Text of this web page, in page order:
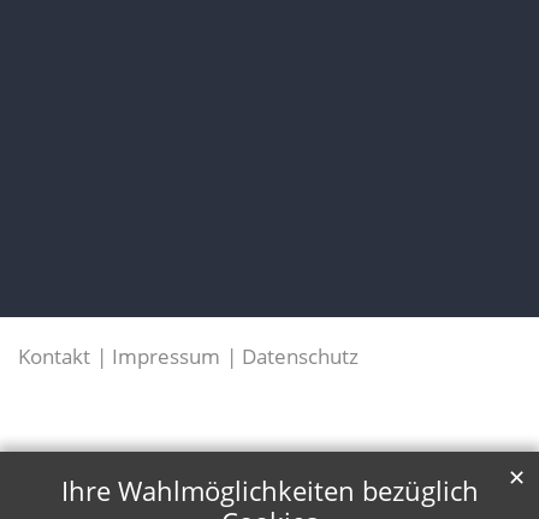
Kontakt Impressum Datenschutz
Ihre Wahlmöglichkeiten bezüglich
✕